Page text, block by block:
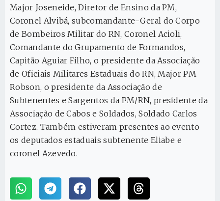
Major Joseneide, Diretor de Ensino da PM,
Coronel Alvibá, subcomandante-Geral do Corpo
de Bombeiros Militar do RN, Coronel Acioli,
Comandante do Grupamento de Formandos,
Capitão Aguiar Filho, o presidente da Associação
de Oficiais Militares Estaduais do RN, Major PM
Robson, o presidente da Associação de
Subtenentes e Sargentos da PM/RN, presidente da
Associação de Cabos e Soldados, Soldado Carlos
Cortez. Também estiveram presentes ao evento
os deputados estaduais subtenente Eliabe e
coronel Azevedo.